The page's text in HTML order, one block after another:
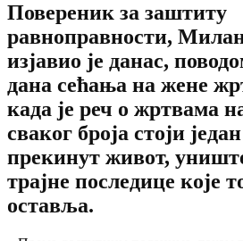
Повереник за заштиту
равноправности,
изјавио је данас,
дана сећања на жене
када је реч о жртвама
сваког броја стоји
прекинут живот,
трајне последице које
оставља.